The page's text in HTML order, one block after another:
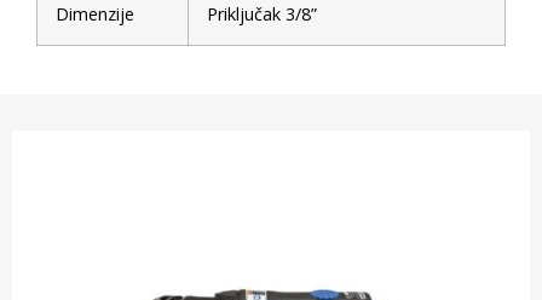
Dimenzije Priključak 3/8”